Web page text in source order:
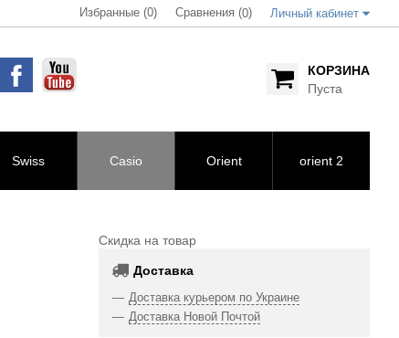
Избранные (0) Сравнения (0) Личный кабинет
КОРЗИНА
Пуста
Swiss Casio Orient orient 2
Скидка на товар
Доставка
Доставка курьером по Украине
Доставка Новой Почтой